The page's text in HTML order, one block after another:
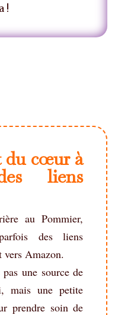
!
du cœur à
liens
au Pommier,
des liens
Amazon.
une source de
mais une petite
prendre soin de